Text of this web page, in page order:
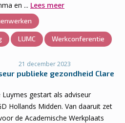
en ... Lees meer
LUMC Werkconferentie
21 december 2023
publieke gezondheid Clare
gestart als adviseur
Hollands Midden. Van daaruit zet
de Academische Werkplaats